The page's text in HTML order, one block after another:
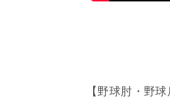
【野球肘・野